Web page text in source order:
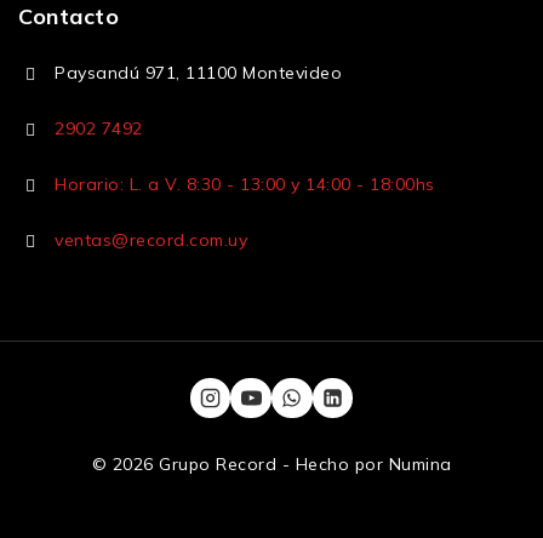
Contacto
Paysandú 971, 11100 Montevideo
2902 7492
Horario: L. a V. 8:30 - 13:00 y 14:00 - 18:00hs
ventas@record.com.uy
© 2026 Grupo Record - Hecho por Numina